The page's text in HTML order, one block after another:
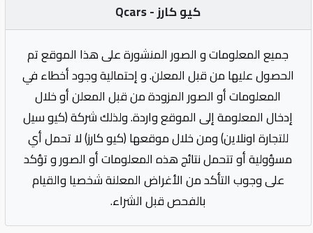
كيو كارز - Qcars
جميع المعلومات و الصور المنشورة على هذا الموقع تم
الحصول عليها من قبل المعلن. و إحتمالية وجود أخطاء في
المعلومات أو الصور المزودة من قبل المعلن أو خلال
إدخال المعلومة إلى الموقع واردة. ولذلك شركة (كيو سيل
للتجارة اونلاين) ومن خلال موقعها (كيو كارز) لا تحمل أي
مسؤولية أو تتحمل نتائج هذه المعلومات أو الصور و تؤكد
على وجوب التأكد من الأغراض المعلنة شخصيا والقيام
بالفحص قبل الشراء.